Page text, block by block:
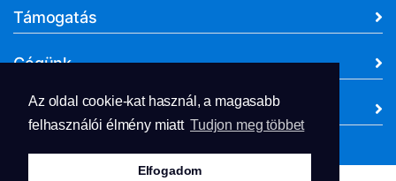
Az oldal cookie-kat használ, a magasabb
felhasználói élmény miatt Tudjon meg többet
Elfogadom
Támogatás
Cégünk
Dokumentumok